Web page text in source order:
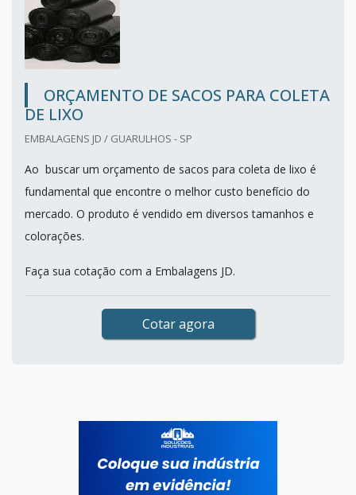
ORÇAMENTO DE SACOS PARA COLETA
DE LIXO
EMBALAGENS JD / GUARULHOS - SP
Ao buscar um orçamento de sacos para coleta de lixo é
fundamental que encontre o melhor custo benefício do
mercado. O produto é vendido em diversos tamanhos e
colorações.
Faça sua cotação com a Embalagens JD.
Cotar agora